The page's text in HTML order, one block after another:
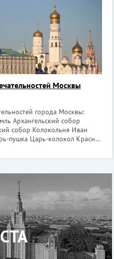
Москвы
города Москвы:
Архангельский собор
собор Колокольня Иван
пушка Царь-колокол Красная